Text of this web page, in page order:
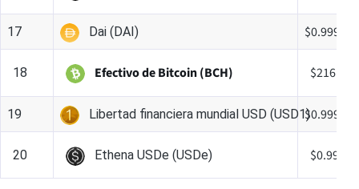
17 Dai (DAI) $0.99962
18 Efectivo de Bitcoin (BCH) $216.61
19 Libertad financiera mundial USD (USD1)$0.999725
20 Ethena USDe (USDe)